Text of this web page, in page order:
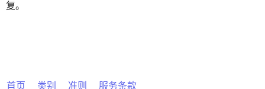
复。
首页 类别 准则 服务条款